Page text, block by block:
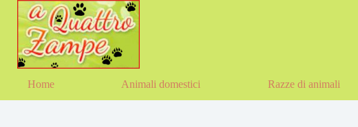
Salta
contenuto
Home Animali domestici Razze di animali